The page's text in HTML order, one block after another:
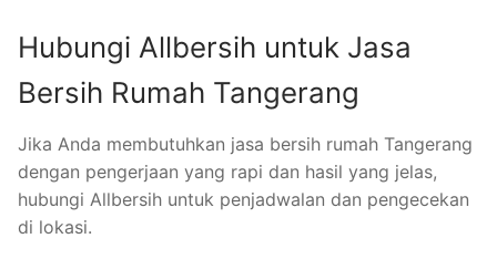
Hubungi Allbersih untuk Jasa
Bersih Rumah Tangerang
Jika Anda membutuhkan jasa bersih rumah Tangerang
dengan pengerjaan yang rapi dan hasil yang jelas,
hubungi Allbersih untuk penjadwalan dan pengecekan
di lokasi.